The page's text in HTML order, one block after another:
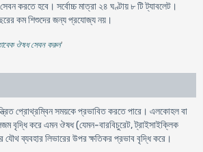
করতে হবে। সর্বোচ্চ মাত্রা ২৪ ঘণ্টায় ৮ টি ট্যাবলেট।
কম শিশুদের জন্য প্রযোজ্য নয়।
ঔষধ সেবন করুন'
প্রোথ্রম্বিন সময়কে প্রভাবিত করতে পারে। এলকোহল বা
বৃদ্ধি করে এমন ঔষধ (যেমন-বারবিচুরেট, ট্রাইসাইক্লিক
যৌথ ব্যবহার লিভারের উপর ক্ষতিকর প্রভাব বৃদ্ধি করে।